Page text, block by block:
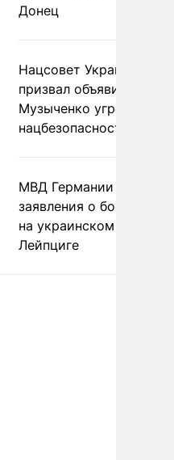
Донец
Нацсовет Украины по
призвал объявить
Музыченко угрозой
нацбезопасности
МВД Германии отвергло
заявления о
на украинском
Лейпциге